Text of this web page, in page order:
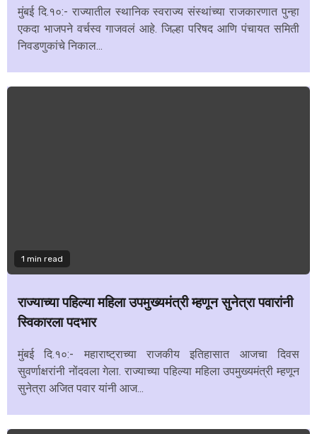
मुंबई दि.१०:- राज्यातील स्थानिक स्वराज्य संस्थांच्या राजकारणात पुन्हा
एकदा भाजपने वर्चस्व गाजवलं आहे. जिल्हा परिषद आणि पंचायत समिती
निवडणुकांचे निकाल...
1 min read
राज्याच्या पहिल्या महिला उपमुख्यमंत्री म्हणून सुनेत्रा पवारांनी
स्विकारला पदभार
मुंबई दि.१०:- महाराष्ट्राच्या राजकीय इतिहासात आजचा दिवस
सुवर्णाक्षरांनी नोंदवला गेला. राज्याच्या पहिल्या महिला उपमुख्यमंत्री म्हणून
सुनेत्रा अजित पवार यांनी आज...